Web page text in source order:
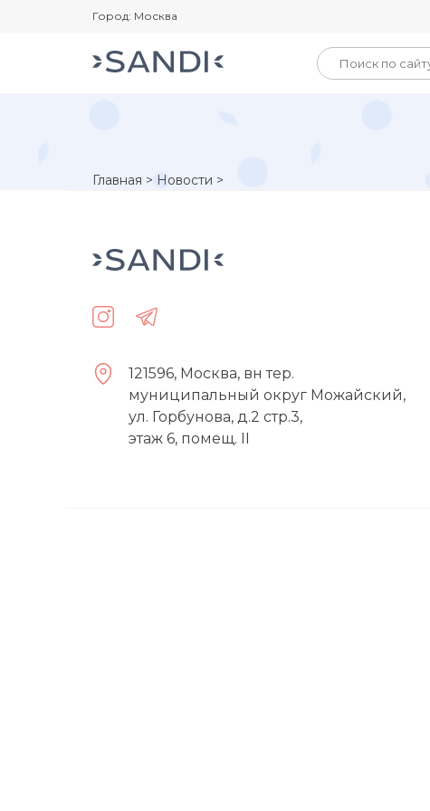
Город: Москва
Главная > Новости >
121596, Москва, вн тер.
муниципальный округ Можайский,
ул. Горбунова, д.2 стр.3,
этаж 6, помещ. II